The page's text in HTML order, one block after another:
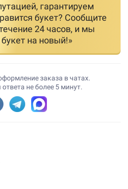
гарантируем
букет? Сообщите
24 часов, и мы
на новый!»
заказа в чатах.
не более 5 минут.